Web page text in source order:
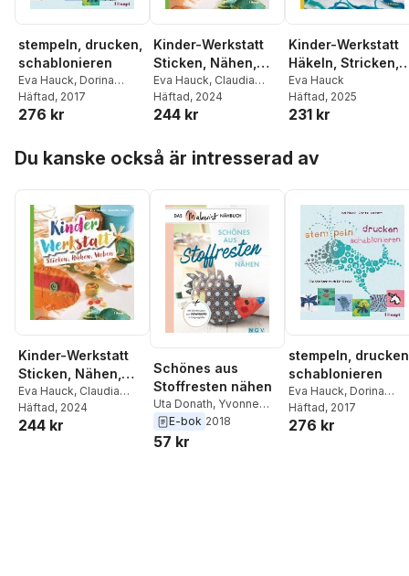
stempeln, drucken,
schablonieren
Eva Hauck, Dorina
Tessmann
Häftad, 2017
276 kr
Kinder-Werkstatt
Sticken, Nähen,
Weben
Eva Hauck, Claudia
Huboi
Häftad, 2024
244 kr
Kinder-Werkstatt
Häkeln, Stricken,
Färben
Eva Hauck
Häftad, 2025
231 kr
Du kanske också är intresserad av
Kinder-Werkstatt
Sticken, Nähen,
Weben
Eva Hauck, Claudia
Huboi
Häftad, 2024
244 kr
Schönes aus
Stoffresten nähen
Uta Donath, Yvonne
Reidelbach,Rabea
Rauer,
E-bok 2018
57 kr
stempeln,
schablonieren
Eva Hauck, Dorina
Tessmann
Häftad, 2017
276 kr